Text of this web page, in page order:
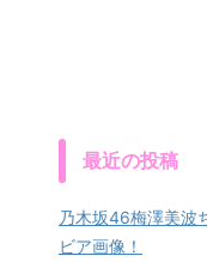
最近の投稿
乃木坂46梅澤美波
ビア画像！